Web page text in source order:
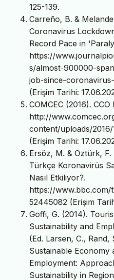
125-139.
Carreño, B. &
Coronavirus
Record Pace in
https://
s/almost-900000-
job-since-
(Erişim Tarihi:
COMCEC (2016).
http://
content/uploads/
(Erişim Tarihi:
Ersöz, M. & Öztürk,
Türkçe Koronavirüs
Nasıl Etkiliyor?.
https://
52445082 (Erişim
Goffi, G. (2014).
Sustainability and
(Ed. Larsen, C., Rand,
Sustainable Economy
Employment:
Sustainability in